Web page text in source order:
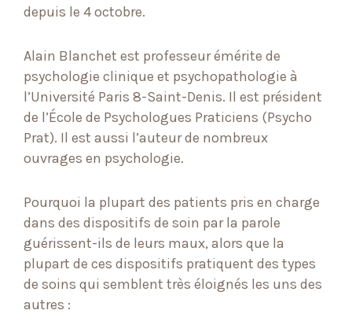
depuis le 4 octobre.
Alain Blanchet est professeur émérite de
psychologie clinique et psychopathologie à
l’Université Paris 8-Saint-Denis. Il est président
de l’École de Psychologues Praticiens (Psycho
Prat). Il est aussi l’auteur de nombreux
ouvrages en psychologie.
Pourquoi la plupart des patients pris en charge
dans des dispositifs de soin par la parole
guérissent-ils de leurs maux, alors que la
plupart de ces dispositifs pratiquent des types
de soins qui semblent très éloignés les uns des
autres :